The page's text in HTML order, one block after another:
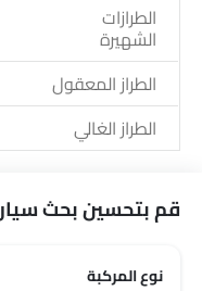
الطرازات
الشهيرة
الطراز المعقول
الطراز الغالي
قم بتحسين بحث
نوع المركبة